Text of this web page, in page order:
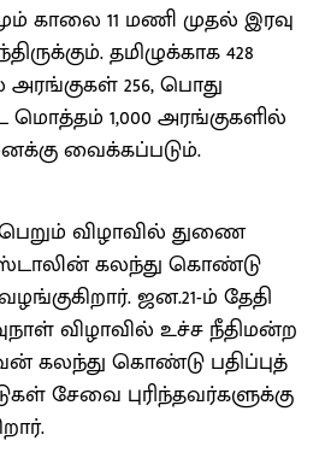
காலை 11 மணி முதல் இரவு
தமிழுக்காக 428
256, பொது
1,000 அரங்குகளில்
வைக்கப்படும்.
விழாவில் துணை
ஸ்டாலின் கலந்து கொண்டு
ஜன.21-ம் தேதி
விழாவில் உச்ச நீதிமன்ற
கலந்து கொண்டு பதிப்புத்
சேவை புரிந்தவர்களுக்கு